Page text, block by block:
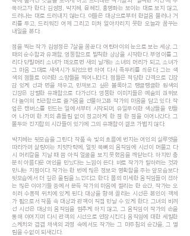
목하고자 한다. 김썽정, 박지혜, 윤혜진, 홍명화는 보이는 대로 보지 않고,
드러나는 대로 드러내지 않는다. 이들은 대상으로부터 한걸음 물러나 거
리를 두고, 드리워진 어제 그리고 미처 알아차리지 못한 오늘과 꿈꾸는
내일을 본다.
점을 찍는 작가 김썽정은 7살을 꿈꾼다. 어린아이의 눈으로 보는 세상, 그
때의 순수함과 유쾌함, 엉뚱함으로 발칙한 상상을 시작한다. 부엉이를 그
리다 단발머리 소녀가 떠오르면 새의 날개는 소녀의 머리가 되고, 소녀가
그 마음 그대로 새색시가 되었으면 하여 다시 족두리를 씌운다. 그는 색
색의 점들로 이러한 소망들을 찍어나간다. 점들은 적당한 간격으로 긴장
감 있게 선과 면을 채우고, 만져보고 싶은 볼록하고 탱글탱글한 원색의
긴장은 강렬한 유쾌함으로 다가선다. 엉뚱한 이미지들은 예술의 권위보
다 놀이의 친근함으로 즐거움을 선물하고픈 작가의 마음을 담고 있다. 작
업은 캔버스를 만드는 일에서부터 시작되며, 유일무이한 색상들을 만들
어 나가며 한 치의 흔들림 없이 정교하게 한 점 한 점을 이어나간다. 그
몰두와 진지함의 시간들이 있기에 그의 유쾌함이 결코 가볍지 않다.
박지혜는 뒷모습을 그린다. 작품 속 빛의 흐름에 번지는 여인의 실루엣을
따라가며 살랑이는 치맛자락에, 얼핏 목뼈의 움직임에 시선이 머물고 다
시 머리칼을 지날 때 쯤 아직 얼굴을 보지 못했음을 깨닫는다. 하지만 충
분히 아름다운 여인을 만났다는 느낌이 든다. 바로 작가가 말하려는 것과
만나는 지점이다. 작가는 한 번에 많은 정보와 명확함을 주는 앞모습보다
뒷모습에서 더 깊은 울림을 느낀다고 한다. 몸의 미세한 움직임들이 전하
는 많은 이야기들 중에서 문득 작가의 마음에 찔리는 한 순간, 작가는 오
히려 수동적 위치에 있게 된다. 대상을 향해 끌리는 시선은 본인이 객체
가 됨으로서 작품 속 대상과 관객이 직접 만날 수 있게 한다. 그녀의 비껴
선 시선은 대상의 움직임을 멈추게 하지 않고, 그 움직임이 작가의 손을
통해 이어지며 다시 관객의 시선으로 연장시킨다. 움직임에 대한 세밀한
스케치와 겹겹 채색의 과정 속에서도 작가는 그 마주침의 순간을, 그 떨
림을 수없이 되새긴다.